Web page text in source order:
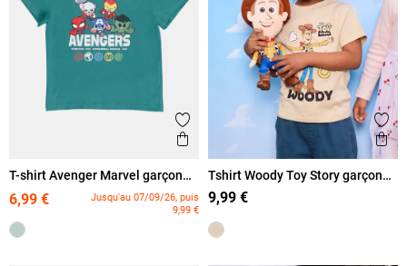
Ajouter aux favoris
Aperçu rapide
T-shirt Avenger Marvel garçon
(3-12A)
6,99 €
Jusqu'au 07/09/26, puis
9,99 €
Tshirt Woody Toy Story garçon
(3-8A)
9,99 €